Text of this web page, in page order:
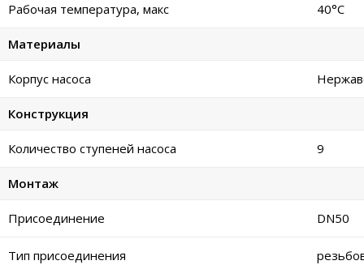
Рабочая температура, макс 40°C
Материалы
Корпус насоса
Конструкция
Количество ступеней насоса 9
Монтаж
Присоединение DN50
Тип присоединения